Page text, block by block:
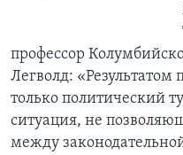
профессор
Легволд: «Результатом
только политический
ситуация, не
между